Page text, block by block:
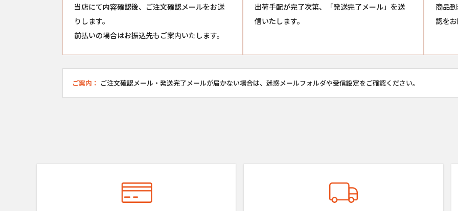
当店にて内容確認後、ご注文確認メールをお送
りします。
前払いの場合はお振込先もご案内いたします。
出荷手配が完了次第、「発送完了メール」を送
信いたします。
商品
認をお
ご案内： ご注文確認メール・発送完了メールが届かない場合は、迷惑メールフォルダや受信設定をご確認ください。